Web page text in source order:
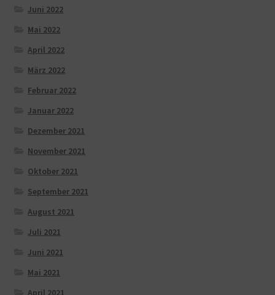
Juni 2022
Mai 2022
April 2022
März 2022
Februar 2022
Januar 2022
Dezember 2021
November 2021
Oktober 2021
September 2021
August 2021
Juli 2021
Juni 2021
Mai 2021
April 2021